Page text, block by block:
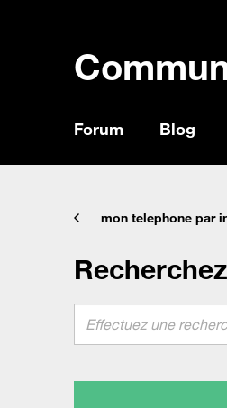
Forum Blog
mon telephone par